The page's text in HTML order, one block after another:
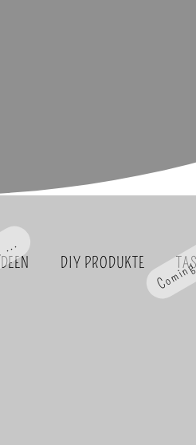
DIY PRODUKTE
...